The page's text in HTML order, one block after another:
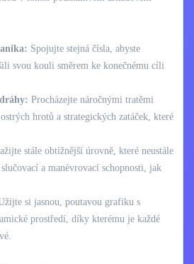
Spojujte stejná čísla, abyste
svou kouli směrem ke konečnému cíli
Procházejte náročnými tratěmi
hrotů a strategických zatáček, které
stále obtížnější úrovně, které neustále
a manévrovací schopnosti, jak
si jasnou, poutavou grafiku s
prostředí, díky kterému je každé